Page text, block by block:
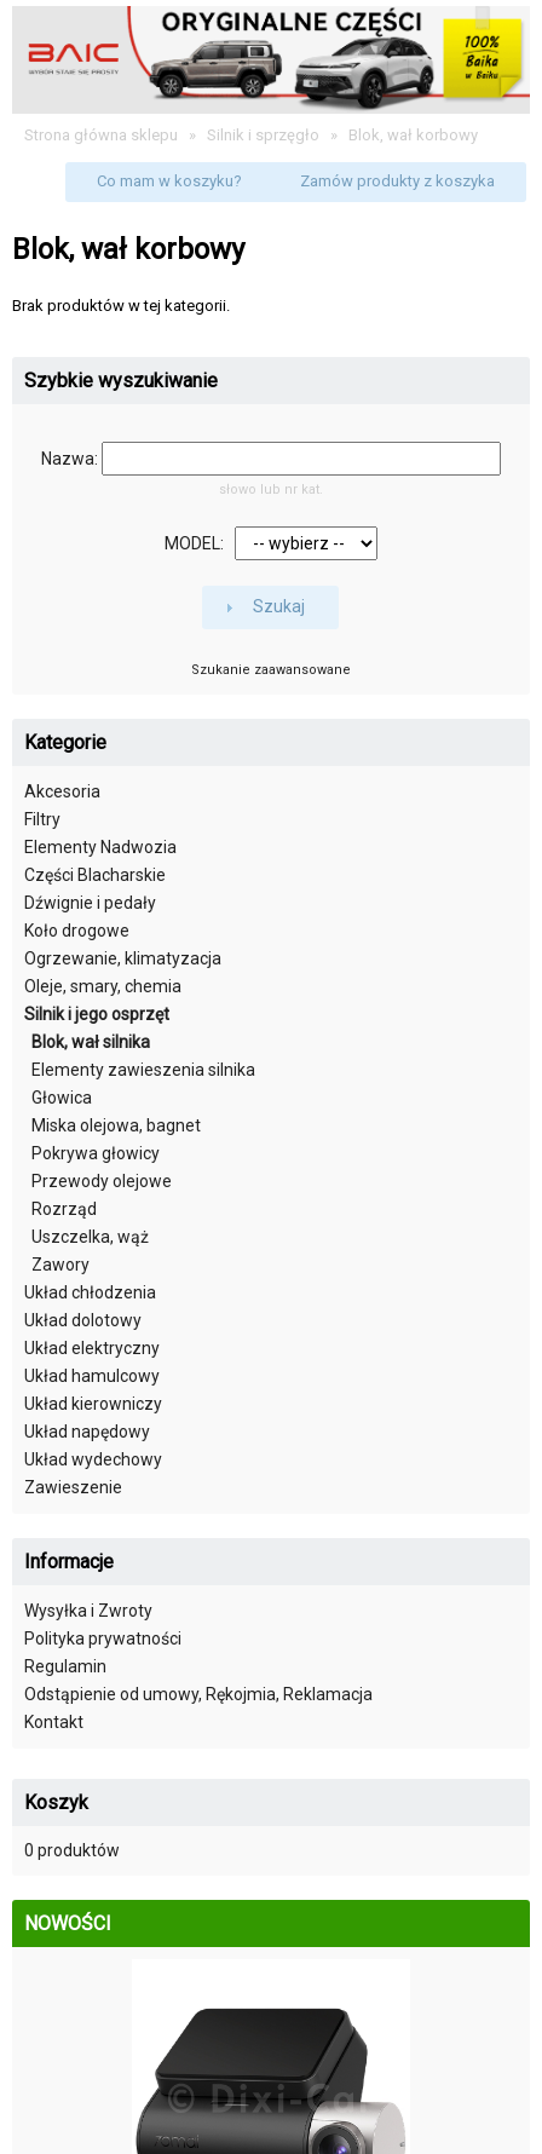
Strona główna sklepu » Silnik i sprzęgło » Blok, wał korbowy
Co mam w koszyku? Zamów produkty z koszyka
Blok, wał korbowy
Brak produktów w tej kategorii.
Szybkie wyszukiwanie
Nazwa:
słowo lub nr kat.
MODEL:
Szukaj
Szukanie zaawansowane
Kategorie
Akcesoria
Filtry
Elementy Nadwozia
Części Blacharskie
Dźwignie i pedały
Koło drogowe
Ogrzewanie, klimatyzacja
Oleje, smary, chemia
Silnik i jego osprzęt
Blok, wał silnika
Elementy zawieszenia silnika
Głowica
Miska olejowa, bagnet
Pokrywa głowicy
Przewody olejowe
Rozrząd
Uszczelka, wąż
Zawory
Układ chłodzenia
Układ dolotowy
Układ elektryczny
Układ hamulcowy
Układ kierowniczy
Układ napędowy
Układ wydechowy
Zawieszenie
Informacje
Wysyłka i Zwroty
Polityka prywatności
Regulamin
Odstąpienie od umowy, Rękojmia, Reklamacja
Kontakt
Koszyk
0 produktów
NOWOŚCI